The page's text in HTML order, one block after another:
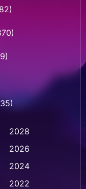
2028
2026
2024
2022